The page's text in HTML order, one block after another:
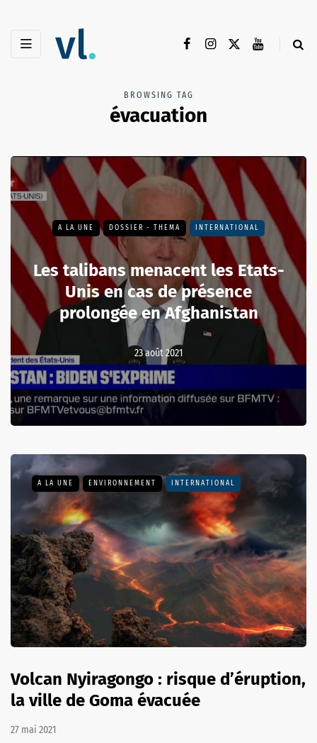
BROWSING TAG
évacuation
A LA UNE DOSSIER - THEMA INTERNATIONAL
Les talibans menacent les Etats-
Unis en cas de présence
prolongée en Afghanistan
23 août 2021
A LA UNE ENVIRONNEMENT INTERNATIONAL
Volcan Nyiragongo : risque d’éruption,
la ville de Goma évacuée
27 mai 2021